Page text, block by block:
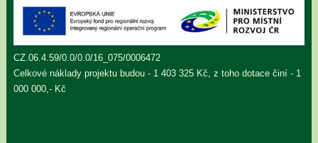
CZ.06.4.59/0.0/0.0/16_075/0006472
Celkové náklady projektu budou - 1 403 325 Kč, z toho dotace činí - 1
000 000,- Kč